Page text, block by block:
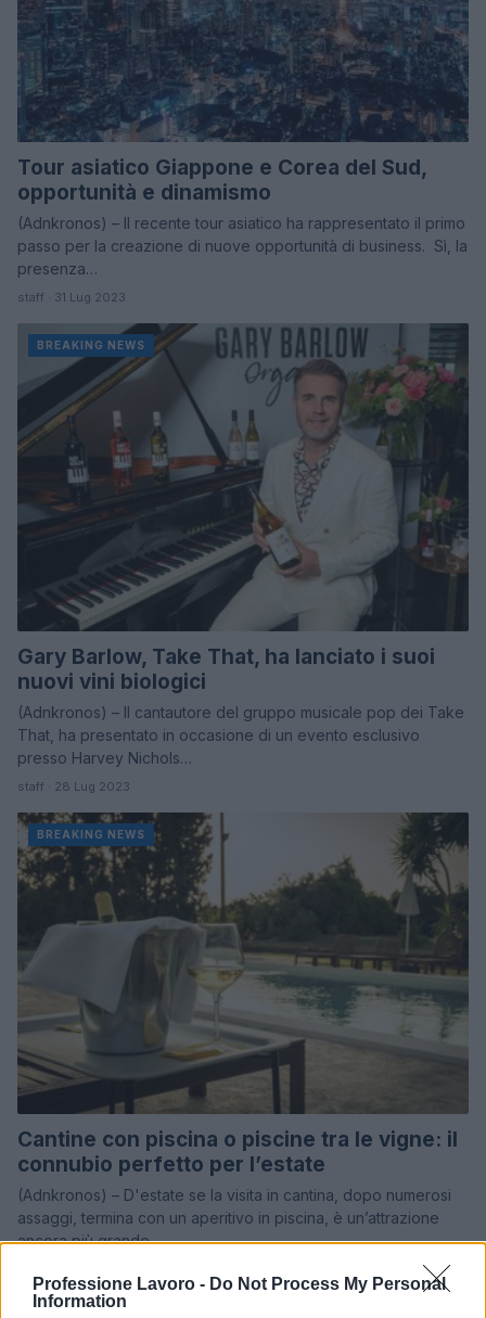
Professione Lavoro - Do Not Process My Personal
Information
Tour asiatico Giappone e Corea del Sud,
opportunità e dinamismo
(Adnkronos) – Il recente tour asiatico ha rappresentato il primo
passo per la creazione di nuove opportunità di business. Sì, la
presenza…
staff · 31 Lug 2023
BREAKING NEWS
Gary Barlow, Take That, ha lanciato i suoi
nuovi vini biologici
(Adnkronos) – Il cantautore del gruppo musicale pop dei Take
That, ha presentato in occasione di un evento esclusivo
presso Harvey Nichols…
staff · 28 Lug 2023
BREAKING NEWS
Cantine con piscina o piscine tra le vigne: il
connubio perfetto per l’estate
(Adnkronos) – D'estate se la visita in cantina, dopo numerosi
assaggi, termina con un aperitivo in piscina, è un’attrazione
ancora più grande…